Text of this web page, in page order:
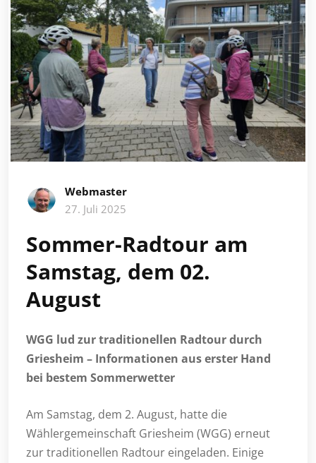
Webmaster
27. Juli 2025
Sommer-Radtour am
Samstag, dem 02.
August
WGG lud zur traditionellen Radtour durch
Griesheim – Informationen aus erster Hand
bei bestem Sommerwetter
Am Samstag, dem 2. August, hatte die
Wählergemeinschaft Griesheim (WGG) erneut
zur traditionellen Radtour eingeladen. Einige